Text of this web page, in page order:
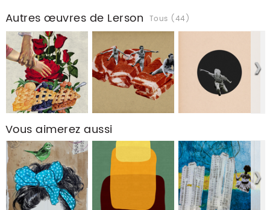
Autres œuvres de Lerson Tous (44)
Vous aimerez aussi